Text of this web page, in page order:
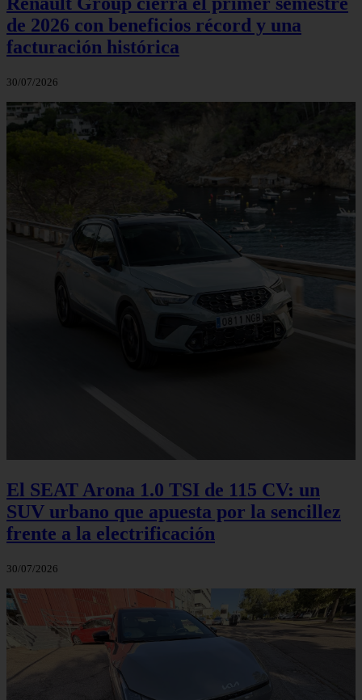
de 2026 con beneficios récord y una
facturación histórica
30/07/2026
El SEAT Arona 1.0 TSI de 115 CV: un
SUV urbano que apuesta por la sencillez
frente a la electrificación
30/07/2026